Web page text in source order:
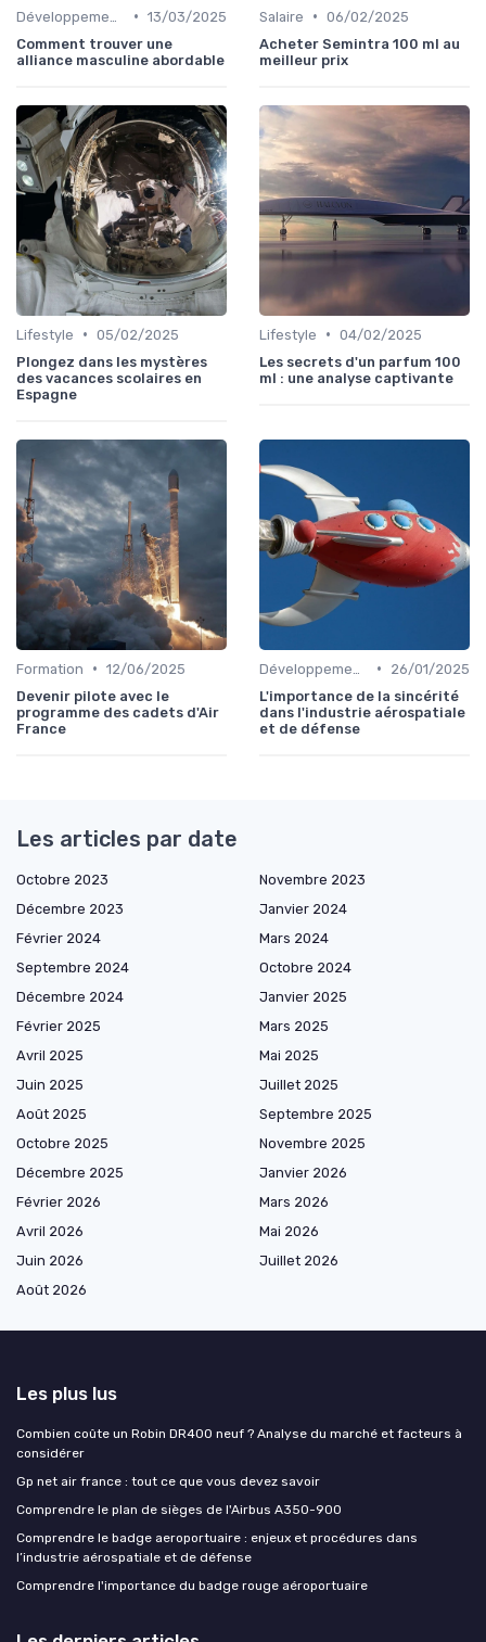
• 13/03/2025
Comment trouver une
alliance masculine abordable
Salaire • 06/02/2025
Acheter Semintra 100 ml au
meilleur prix
Lifestyle • 05/02/2025
Plongez dans les mystères
des vacances scolaires en
Espagne
Lifestyle • 04/02/2025
Les secrets d'un parfum 100
ml : une analyse captivante
Formation • 12/06/2025
Devenir pilote avec le
programme des cadets d'Air
France
•
26/01/2025
L'importance de la sincérité
dans l'industrie aérospatiale
et de défense
Les articles par date
Octobre 2023
Novembre 2023
Décembre 2023
Janvier 2024
Février 2024
Mars 2024
Septembre 2024
Octobre 2024
Décembre 2024
Janvier 2025
Février 2025
Mars 2025
Avril 2025
Mai 2025
Juin 2025
Juillet 2025
Août 2025
Septembre 2025
Octobre 2025
Novembre 2025
Décembre 2025
Janvier 2026
Février 2026
Mars 2026
Avril 2026
Mai 2026
Juin 2026
Juillet 2026
Août 2026
Les plus lus
Combien coûte un Robin DR400 neuf ? Analyse du marché et facteurs à
considérer
Gp net air france : tout ce que vous devez savoir
Comprendre le plan de sièges de l'Airbus A350-900
Comprendre le badge aeroportuaire : enjeux et procédures dans
l’industrie aérospatiale et de défense
Comprendre l'importance du badge rouge aéroportuaire